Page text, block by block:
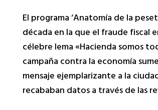
El programa ‘Anatomía de la
década en la que el fraude fiscal
célebre lema «Hacienda somos
campaña contra la economía
mensaje ejemplarizante a la
recababan datos a través de las